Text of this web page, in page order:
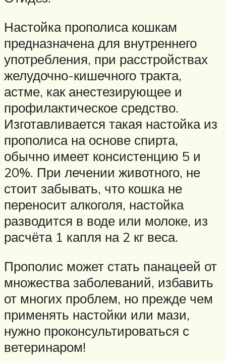
Настойка прополиса кошкам
предназначена для внутреннего
употребления, при расстройствах
желудочно-кишечного тракта,
астме, как анестезирующее и
профилактическое средство.
Изготавливается такая настойка из
прополиса на основе спирта,
обычно имеет консистенцию 5 и
20%. При лечении животного, не
стоит забывать, что кошка не
переносит алкоголя, настойка
разводится в воде или молоке, из
расчёта 1 капля на 2 кг веса.
Прополис может стать панацеей от
множества заболеваний, избавить
от многих проблем, но прежде чем
применять настойки или мази,
нужно проконсультироваться с
ветеринаром!